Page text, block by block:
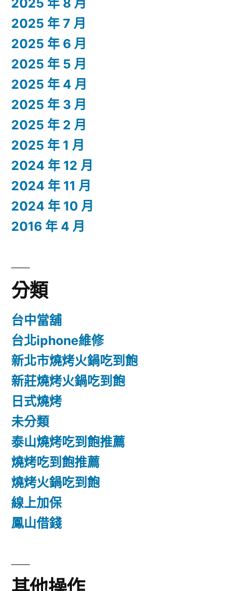
2025 年 8 月
2025 年 7 月
2025 年 6 月
2025 年 5 月
2025 年 4 月
2025 年 3 月
2025 年 2 月
2025 年 1 月
2024 年 12 月
2024 年 11 月
2024 年 10 月
2016 年 4 月
分類
台中當舖
台北iphone維修
新北市燒烤火鍋吃到飽
新莊燒烤火鍋吃到飽
日式燒烤
未分類
泰山燒烤吃到飽推薦
燒烤吃到飽推薦
燒烤火鍋吃到飽
線上加保
鳳山借錢